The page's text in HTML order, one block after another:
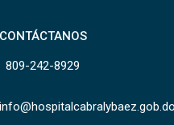
CONTÁCTANOS
809-242-8929